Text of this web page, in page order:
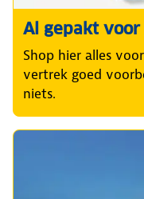
Al gepakt
Shop hier alles
vertrek goed
niets.